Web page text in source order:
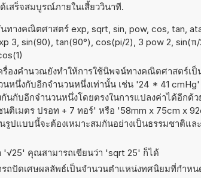
เสร็จสมบูรณ์ภายในเสี้ยววินาที.
ทางคณิตศาสตร์ exp, sqrt, sin, pow, cos, tan,
3, sin(90), tan(90°), cos(pi/2), 3 pow 2,
รื่องคำนวณยังทำให้การใช้นิพจน์ทางคณิตศาสตร์เป็
หนึ่งกับอีกจำนวนหนึ่งเท่านั้น เช่น '24 * 41
นกับอีกจำนวนหนึ่งโดยตรงในการแปลงค่าได้อีกด้ว
ติเมตร ปรอท + 7 ทอร์' หรือ '58mm x 75cm x
รูปแบบนี้จะต้องเหมาะสมกันอย่างเป็นธรรมชาติแ
'√25' คุณสามารถเขียนว่า 'sqrt 25' ก็ได้
รถปัดเศษผลลัพธ์เป็นจำนวนตำแหน่งทศนิยมที่กำห